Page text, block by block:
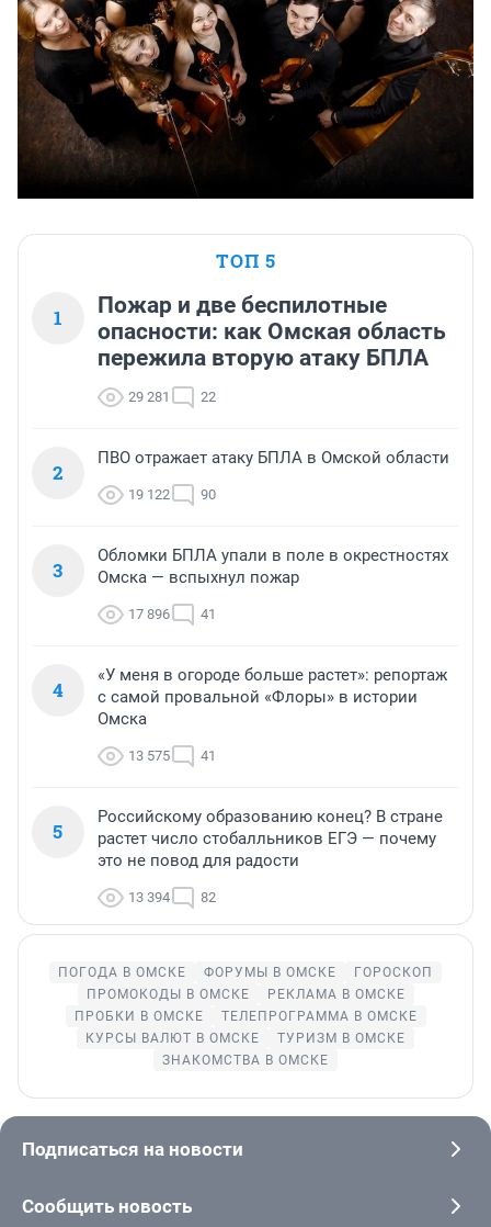
ТОП 5
1
Пожар и две беспилотные
опасности: как Омская область
пережила вторую атаку БПЛА
29 281 22
2
ПВО отражает атаку БПЛА в Омской области
19 122 90
3
Обломки БПЛА упали в поле в окрестностях
Омска — вспыхнул пожар
17 896 41
4
«У меня в огороде больше растет»: репортаж
с самой провальной «Флоры» в истории
Омска
13 575 41
5
Российскому образованию конец? В стране
растет число стобалльников ЕГЭ — почему
это не повод для радости
13 394 82
ПОГОДА В ОМСКЕ ФОРУМЫ В ОМСКЕ
ГОРОСКОП
ПРОМОКОДЫ В ОМСКЕ
РЕКЛАМА В ОМСКЕ
ПРОБКИ В ОМСКЕ
ТЕЛЕПРОГРАММА В ОМСКЕ
КУРСЫ ВАЛЮТ В ОМСКЕ
ТУРИЗМ В ОМСКЕ
ЗНАКОМСТВА В ОМСКЕ
Подписаться на новости
Сообщить новость